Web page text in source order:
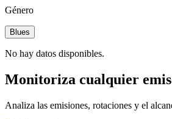
Género
Blues
No hay datos disponibles.
Monitoriza cualquier
Analiza las emisiones, rotaciones y el